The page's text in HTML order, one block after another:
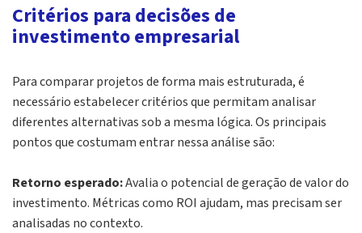
Critérios para decisões de
investimento empresarial
Para comparar projetos de forma mais estruturada, é
necessário estabelecer critérios que permitam analisar
diferentes alternativas sob a mesma lógica. Os principais
pontos que costumam entrar nessa análise são:
Retorno esperado:Avalia o potencial de geração de valor do
investimento. Métricas como ROI ajudam, mas precisam ser
analisadas no contexto.